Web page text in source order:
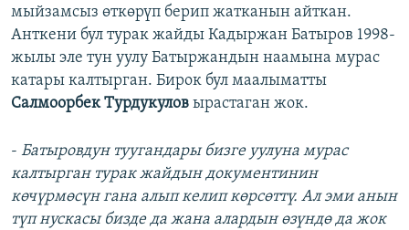
мыйзамсыз өткөрүп берип жатканын айткан.
Анткени бул турак жайды Кадыржан Батыров 1998-
жылы эле тун уулу Батыржандын наамына мурас
катары калтырган. Бирок бул маалыматты
Салмоорбек Турдукулов ырастаган жок.
- Батыровдун туугандары бизге уулуна мурас
калтырган турак жайдын документинин
көчүрмөсүн гана алып келип көрсөттү. Ал эми анын
түп нускасы бизде да жана алардын өзүндө да жок